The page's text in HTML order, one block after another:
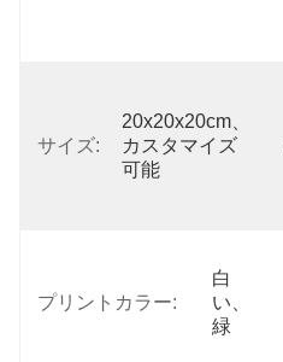
サイズ:
20x20x20cm、
カスタマイズ
可能
プリントカラー:
白
い、
緑